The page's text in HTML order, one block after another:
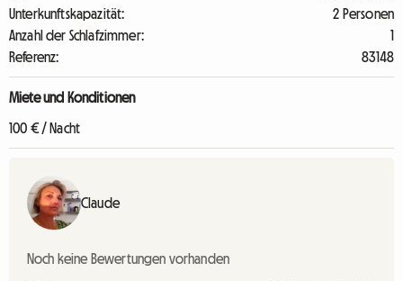
Unterkunftskapazität:
2 Personen
Anzahl der Schlafzimmer:
1
Referenz:
83148
Miete und Konditionen
100 € / Nacht
Claude
Noch keine Bewertungen vorhanden